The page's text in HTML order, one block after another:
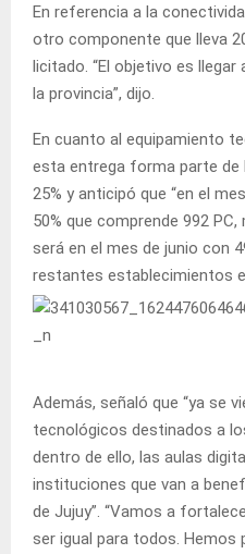
En referencia a la
otro componente que lleva
licitado. “El objetivo es
la provincia”, dijo.
En cuanto al equipamiento
esta entrega forma parte de
25% y anticipó que “en el
50% que comprende 992
será en el mes de junio con
restantes establecimientos
Además, señaló que “ya se
tecnológicos destinados a
dentro de ello, las aulas
instituciones que van a
de Jujuy”. “Vamos a
ser igual para todos. Hemos